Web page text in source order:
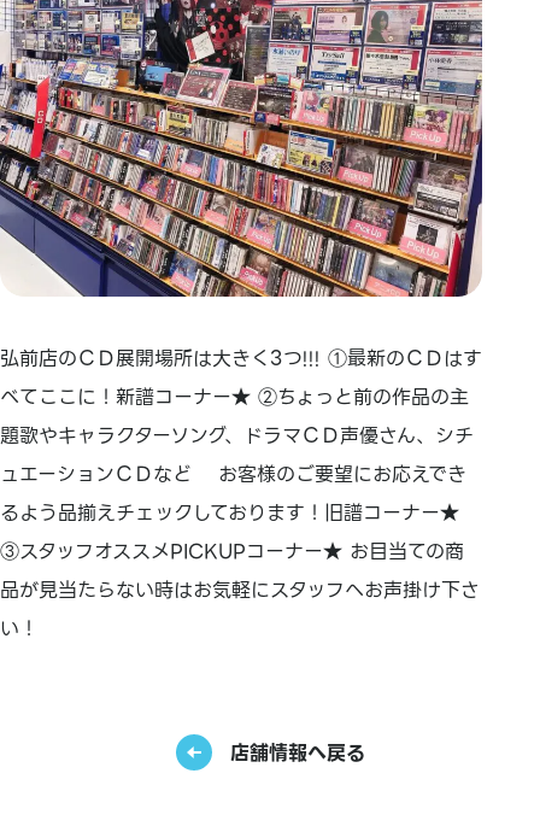
弘前店のＣＤ展開場所は大きく3つ!!! ①最新のＣＤはす
べてここに！新譜コーナー★ ②ちょっと前の作品の主
題歌やキャラクターソング、ドラマＣＤ声優さん、シチ
ュエーションＣＤなど お客様のご要望にお応えでき
るよう品揃えチェックしております！旧譜コーナー★
③スタッフオススメPICKUPコーナー★ お目当ての商
品が見当たらない時はお気軽にスタッフへお声掛け下さ
い！
店舗情報へ戻る